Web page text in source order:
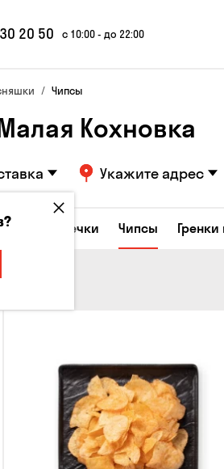
20 50 с 10:00 - до 22:00
Чипсы
Кохновка
Укажите адрес
Семечки Чипсы